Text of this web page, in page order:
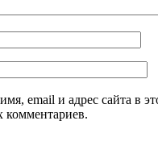
email и адрес сайта в